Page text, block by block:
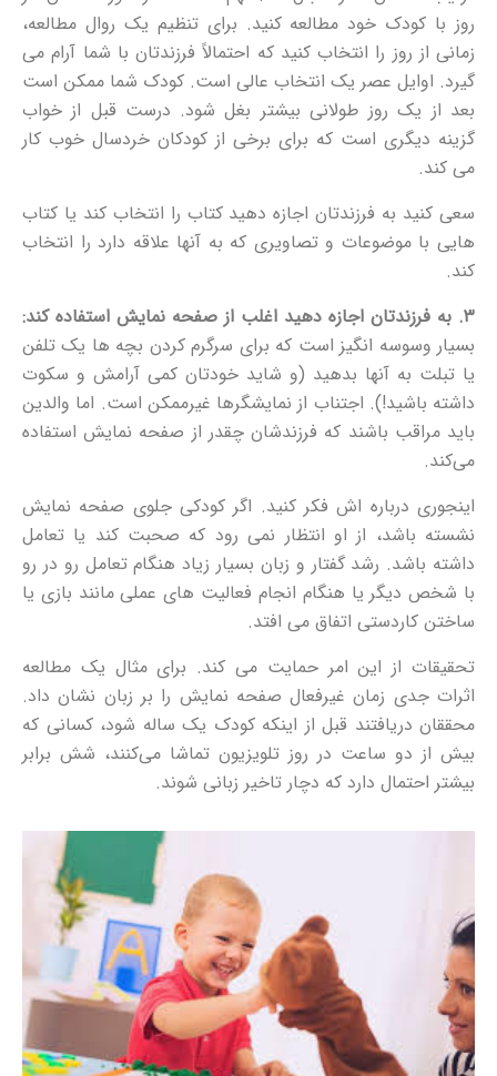
روز با کودک خود مطالعه کنید. برای تنظیم یک روال مطالعه،
زمانی از روز را انتخاب کنید که احتمالاً فرزندتان با شما آرام می
گیرد. اوایل عصر یک انتخاب عالی است. کودک شما ممکن است
بعد از یک روز طولانی بیشتر بغل شود. درست قبل از خواب
گزینه دیگری است که برای برخی از کودکان خردسال خوب کار
می کند.
سعی کنید به فرزندتان اجازه دهید کتاب را انتخاب کند یا کتاب
هایی با موضوعات و تصاویری که به آنها علاقه دارد را انتخاب
کند.
۳. به فرزندتان اجازه دهید اغلب از صفحه نمایش استفاده کند:
بسیار وسوسه انگیز است که برای سرگرم کردن بچه ها یک تلفن
یا تبلت به آنها بدهید (و شاید خودتان کمی آرامش و سکوت
داشته باشید!). اجتناب از نمایشگرها غیرممکن است. اما والدین
باید مراقب باشند که فرزندشان چقدر از صفحه نمایش استفاده
می‌کند.
اینجوری درباره اش فکر کنید. اگر کودکی جلوی صفحه نمایش
نشسته باشد، از او انتظار نمی رود که صحبت کند یا تعامل
داشته باشد. رشد گفتار و زبان بسیار زیاد هنگام تعامل رو در رو
با شخص دیگر یا هنگام انجام فعالیت های عملی مانند بازی یا
ساختن کاردستی اتفاق می افتد.
تحقیقات از این امر حمایت می کند. برای مثال یک مطالعه
اثرات جدی زمان غیرفعال صفحه نمایش را بر زبان نشان داد.
محققان دریافتند قبل از اینکه کودک یک ساله شود، کسانی که
بیش از دو ساعت در روز تلویزیون تماشا می‌کنند، شش برابر
بیشتر احتمال دارد که دچار تاخیر زبانی شوند.